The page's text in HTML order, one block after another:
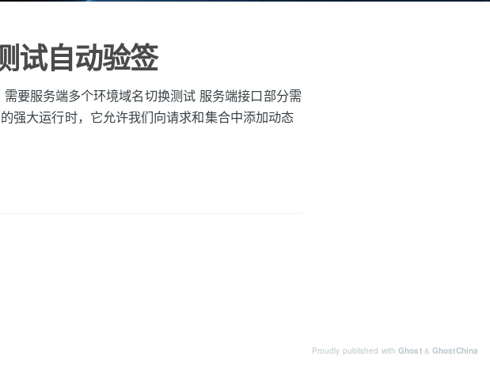
试自动验签
要服务端多个环境域名切换测试 服务端接口部分需
强大运行时，它允许我们向请求和集合中添加动态
Proudly published withGhost& GhostChina